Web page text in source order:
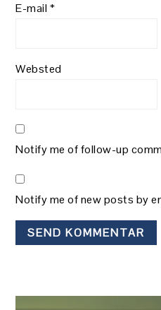
E-mail*
Websted
Notify me of follow-up
Notify me of new posts by
PRIMÆR